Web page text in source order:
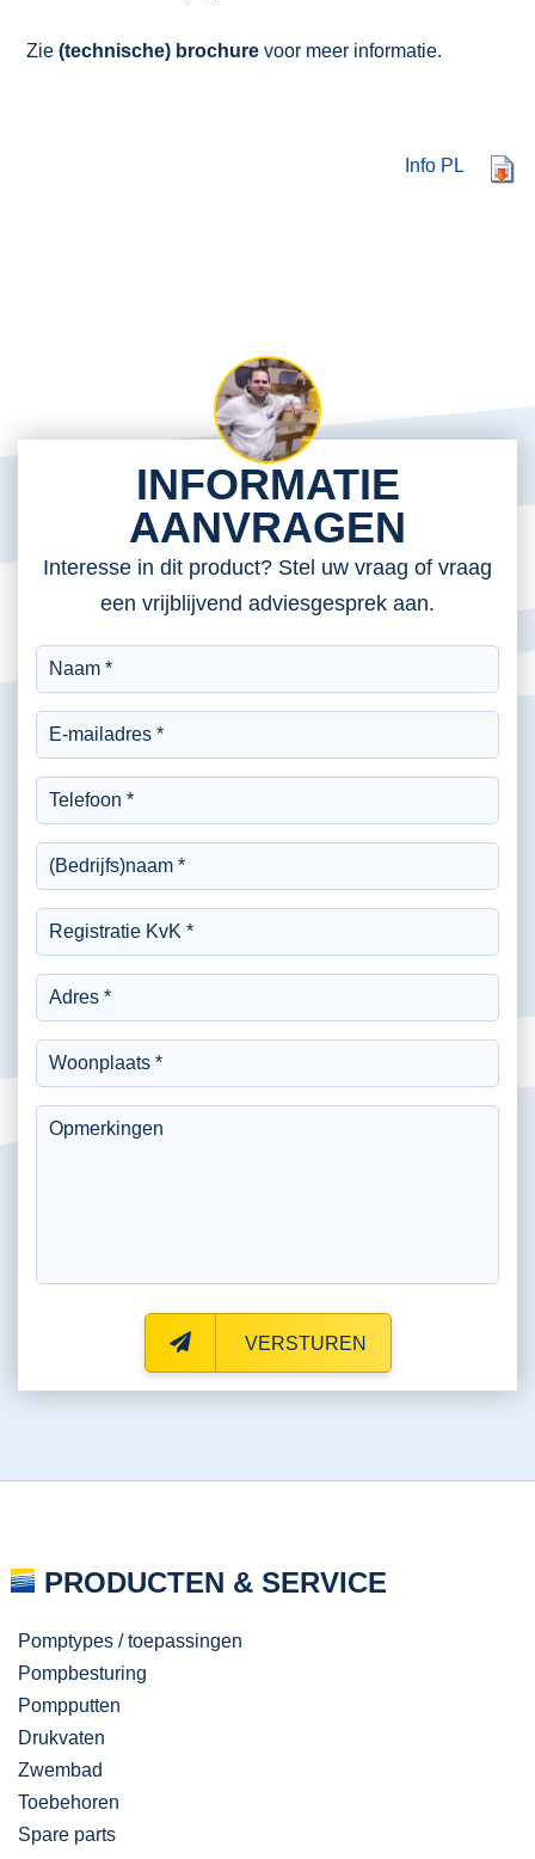
Zie (technische) brochure voor meer informatie.
Info PL
INFORMATIE
AANVRAGEN
Interesse in dit product? Stel uw vraag of vraag
een vrijblijvend adviesgesprek aan.
VERSTUREN
PRODUCTEN & SERVICE
Pomptypes / toepassingen
Pompbesturing
Pompputten
Drukvaten
Zwembad
Toebehoren
Spare parts